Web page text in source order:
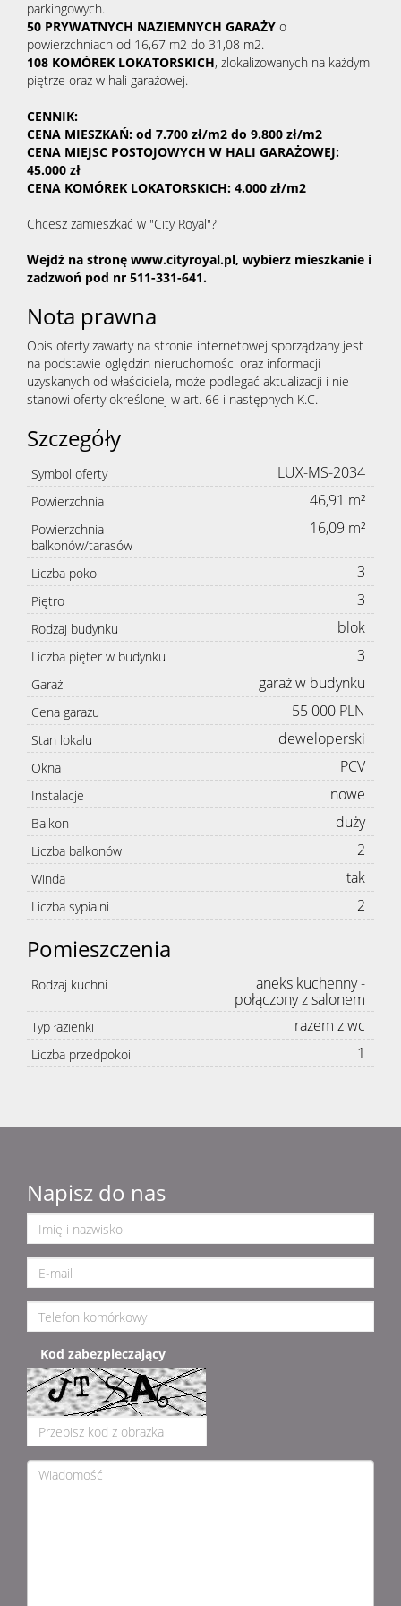
parkingowych.
50 PRYWATNYCH NAZIEMNYCH GARAŻY o
powierzchniach od 16,67 m2 do 31,08 m2.
108 KOMÓREK LOKATORSKICH, zlokalizowanych na każdym
piętrze oraz w hali garażowej.
CENNIK:
CENA MIESZKAŃ: od 7.700 zł/m2 do 9.800 zł/m2
CENA MIEJSC POSTOJOWYCH W HALI GARAŻOWEJ:
45.000 zł
CENA KOMÓREK LOKATORSKICH: 4.000 zł/m2
Chcesz zamieszkać w "City Royal"?
Wejdź na stronę www.cityroyal.pl, wybierz mieszkanie i
zadzwoń pod nr 511-331-641.
Nota prawna
Opis oferty zawarty na stronie internetowej sporządzany jest
na podstawie oględzin nieruchomości oraz informacji
uzyskanych od właściciela, może podlegać aktualizacji i nie
stanowi oferty określonej w art. 66 i następnych K.C.
Szczegóły
Symbol oferty LUX-MS-2034
Powierzchnia 46,91 m²
Powierzchnia
balkonów/tarasów
16,09 m²
Liczba pokoi 3
Piętro 3
Rodzaj budynku blok
Liczba pięter w budynku 3
Garaż garaż w budynku
Cena garażu 55 000 PLN
Stan lokalu deweloperski
Okna PCV
Instalacje nowe
Balkon duży
Liczba balkonów 2
Winda tak
Liczba sypialni 2
Pomieszczenia
Rodzaj kuchni
aneks kuchenny -
połączony z salonem
Typ łazienki razem z wc
Liczba przedpokoi 1
Napisz do nas
Kod zabezpieczający